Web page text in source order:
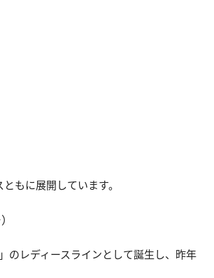
もに展開しています。
」のレディースラインとして誕生し、昨年